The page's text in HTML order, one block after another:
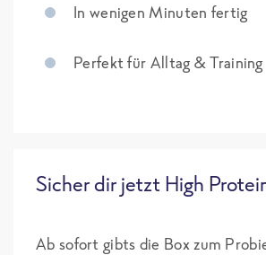
In wenigen Minuten fertig
Perfekt für Alltag & Training
Sicher dir jetzt High
Ab sofort gibts die Box zum